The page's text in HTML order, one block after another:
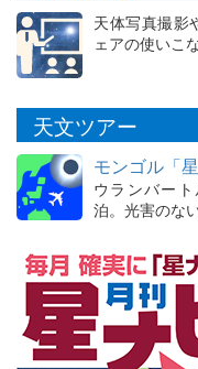
天体写真撮影
ェアの使いこ
天文ツアー
モンゴル「
ウランバー
泊。光害のな